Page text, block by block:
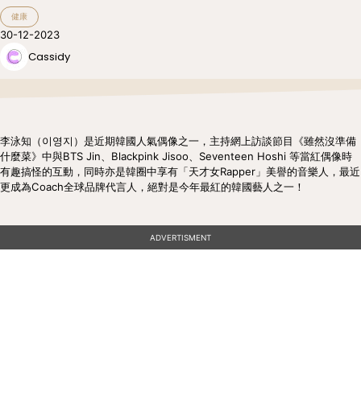
健康
30-12-2023
Cassidy
李泳知（이영지）是近期韓國人氣偶像之一，主持網上訪談節目《雖然沒準備
什麼菜》中與BTS Jin、Blackpink Jisoo、Seventeen Hoshi 等當紅偶像時
有趣搞怪的互動，同時亦是韓圈中享有「天才女Rapper」美譽的音樂人，最近
更成為Coach全球品牌代言人，絕對是今年最紅的韓國藝人之一！
ADVERTISMENT